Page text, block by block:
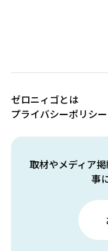
取材やメディア
事
ゼロニィゴとは
プライバシーポリシー